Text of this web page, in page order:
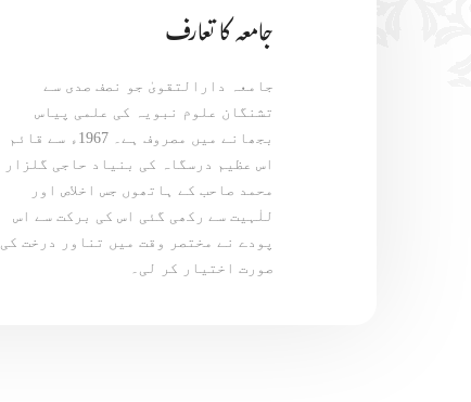
جامعہ کا تعارف
جامعہ دارالتقویٰ جو نصف صدی سے
تشنگان علوم نبویہ کی علمی پیاس
بجھانے میں مصروف ہے۔ 1967ء سے قائم
اس عظیم درسگاہ کی بنیاد حاجی گلزار
محمد صاحب کے ہاتھوں جس اخلاص اور
للٰہیت سے رکھی گئی اس کی برکت سے اس
پودے نے مختصر وقت میں تناور درخت کی
صورت اختیار کر لی۔